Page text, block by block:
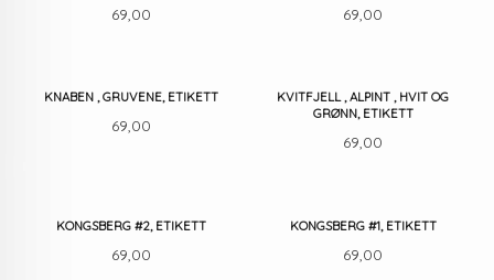
Pris
69,00 Pris
69,00
KNABEN , GRUVENE, ETIKETT
Pris
69,00
KVITFJELL , ALPINT , HVIT OG
GRØNN, ETIKETT
Pris
69,00
KONGSBERG #2, ETIKETT
Pris
69,00
KONGSBERG #1, ETIKETT
Pris
69,00